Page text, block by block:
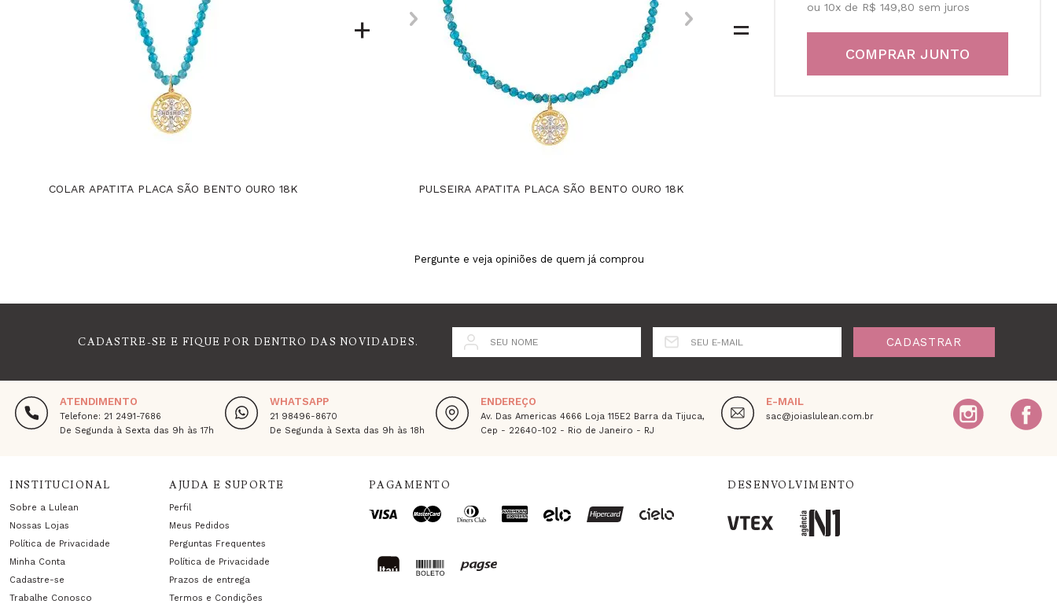
COLAR APATITA PLACA SÃO BENTO OURO 18K
+
PULSEIRA APATITA PLACA SÃO BENTO OURO 18K
=
ou 10x de R$ 149,80 sem juros
COMPRAR JUNTO
Pergunte e veja opiniões de quem já comprou
CADASTRE-SE E FIQUE POR DENTRO DAS NOVIDADES. SEU NOME SEU E-MAIL CADASTRAR
ATENDIMENTO
Telefone: 21 2491-7686
De Segunda à Sexta das 9h às 17h
WHATSAPP
21 98496-8670
De Segunda à Sexta das 9h às 18h
ENDEREÇO
Av. Das Americas 4666 Loja 115E2 Barra da Tijuca,
Cep - 22640-102 - Rio de Janeiro - RJ
E-MAIL
sac@joiaslulean.com.br
INSTITUCIONAL
Sobre a Lulean
Nossas Lojas
Política de Privacidade
Minha Conta
Cadastre-se
Trabalhe Conosco
AJUDA E SUPORTE
Perfil
Meus Pedidos
Perguntas Frequentes
Política de Privacidade
Prazos de entrega
Termos e Condições
PAGAMENTO DESENVOLVIMENTO